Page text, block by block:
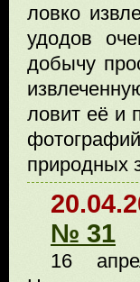
ловко
удодов
добычу
ловит её и
природных
№ 31
16